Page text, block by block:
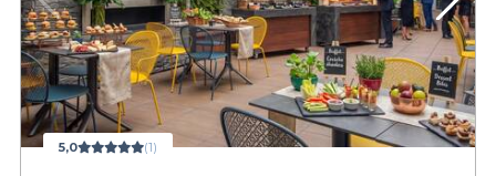
5,0 (1)